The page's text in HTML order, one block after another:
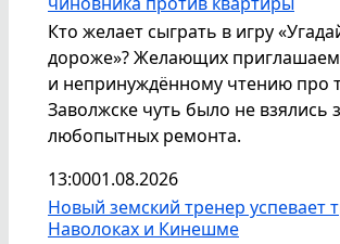
Кто желает сыграть в игру
дороже»? Желающих приглашаем
и непринуждённому чтению про
Заволжске чуть было не взялись
любопытных ремонта.
13:0001.08.2026
Новый земский тренер успевает
Наволоках и Кинешме